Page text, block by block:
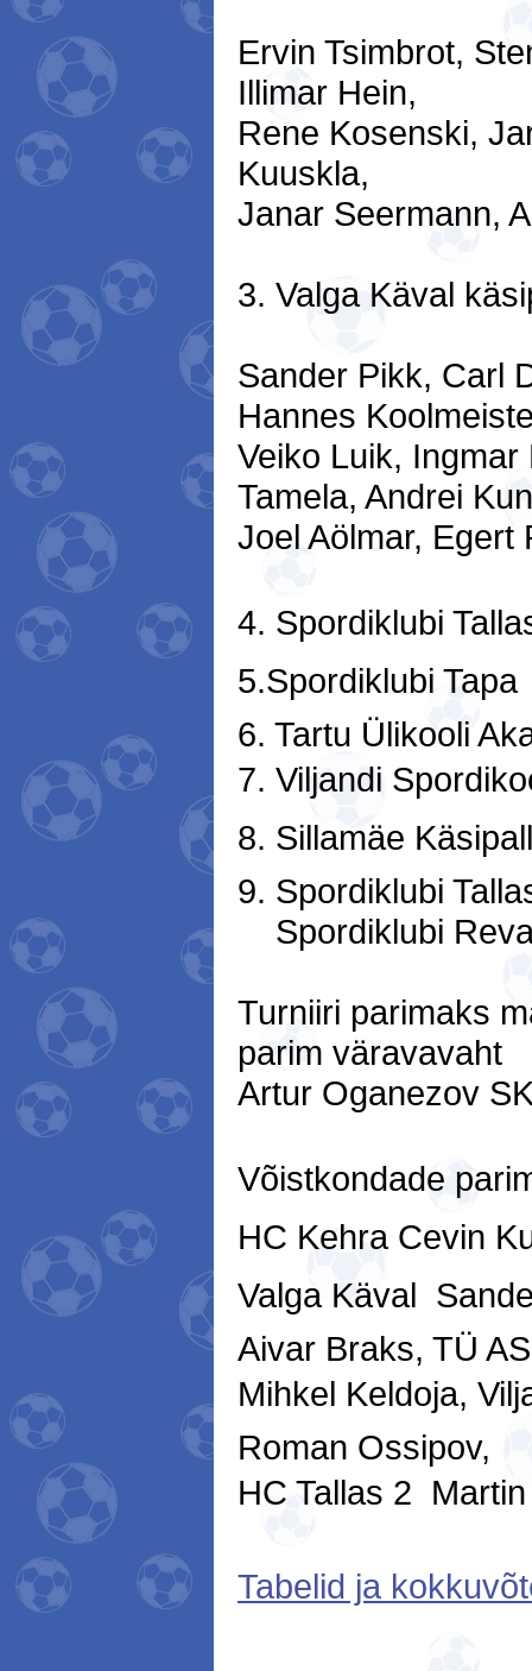
Ervin Tsimbrot,
Illimar Hein,
Rene Kosenski,
Kuuskla,
Janar Seermann,
3. Valga Käval
Sander Pikk, Carl
Hannes
Veiko Luik,
Tamela, Andrei
Joel Aölmar, Egert
4. Spordiklubi
5.Spordiklubi Tapa
6. Tartu Ülikooli
7. Viljandi
8. Sillamäe
9. Spordiklubi
Spordiklubi
Turniiri parimaks
parim väravavaht
Artur Oganezov
Võistkondade
HC Kehra Cevin
Valga Käval 
Aivar Braks, TÜ
Mihkel Keldoja,
Roman Ossipov,
HC Tallas 2 
Tabelid ja